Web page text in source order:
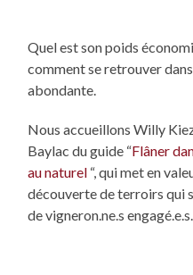
Quel est son poids
comment se retrouver
abondante.
Nous accueillons Willy
Baylac du guide “Flâner
au naturel “, qui met en
découverte de terroirs qui
de vigneron.ne.s engagé.e.s.